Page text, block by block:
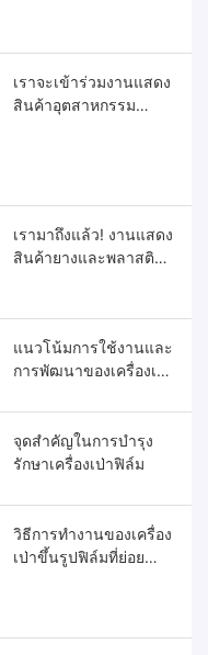
เราจะเข้าร่วมงานแสดง
สินค้าอุตสาหกรรม
เรามาถึงแล้ว! งานแสดง
สินค้ายางและพลาสติก
แนวโน้มการใช้งานและ
การพัฒนาของเครื่องเป่า
จุดสำคัญในการบำรุง
รักษาเครื่องเป่าฟิล์ม
วิธีการทำงานของเครื่อง
เป่าขึ้นรูปฟิล์มที่ย่อย